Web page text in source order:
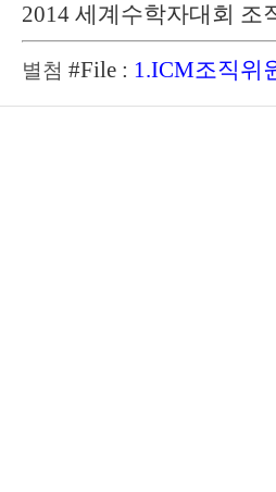
2014 세계수학자대회 조
별첨 #File : 1.ICM조직위